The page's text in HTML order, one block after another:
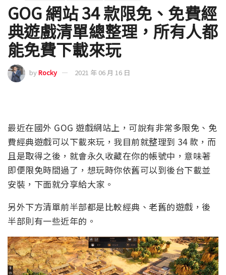
GOG 網站 34 款限免、免費經
典遊戲清單總整理，所有人都
能免費下載來玩
byRocky 2021 年 06 月 16 日
最近在國外 GOG 遊戲網站上，可說有非常多限免、免
費經典遊戲可以下載來玩，我目前就整理到 34 款，而
且是取得之後，就會永久收藏在你的帳號中，意味著
即便限免時間過了，想玩時你依舊可以到後台下載並
安裝，下面就分享給大家。
另外下方清單前半部都是比較經典、老舊的遊戲，後
半部則有一些近年的。